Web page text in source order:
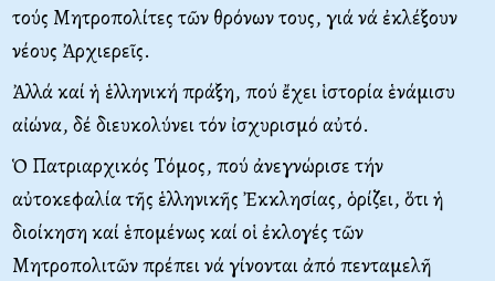
τούς Mητροπολίτες τῶν θρόνων τους, γιά νά ἐκλέξουν
νέους Ἀρχιερεῖς.
Ἀλλά καί ἡ ἑλληνική πράξη, πού ἔχει ἱστορία ἑνάμισυ
αἰώνα, δέ διευκολύνει τόν ἰσχυρισμό αὐτό.
Ὁ Πατριαρχικός Tόμος, πού ἀνεγνώρισε τήν
αὐτοκεφαλία τῆς ἑλληνικῆς Ἐκκλησίας, ὁρίζει, ὅτι ἡ
διοίκηση καί ἑπομένως καί οἱ ἐκλογές τῶν
Mητροπολιτῶν πρέπει νά γίνονται ἀπό πενταμελῆ